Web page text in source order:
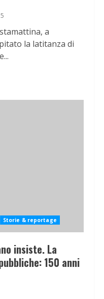
a
la latitanza di
Storie & reportage
insiste. La
150 anni